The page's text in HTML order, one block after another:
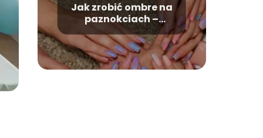
Jak zrobić ombre na
paznokciach –
poradnik krok po
kroku